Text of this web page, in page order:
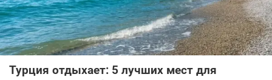
Турция отдыхает: 5 лучших мест для